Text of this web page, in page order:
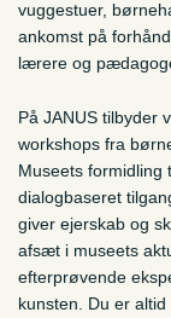
vuggestuer,
ankomst på
lærere og
På JANUS tilbyder
workshops fra
Museets formidling
dialogbaseret
giver ejerskab og
afsæt i museets
efterprøvende
kunsten. Du er